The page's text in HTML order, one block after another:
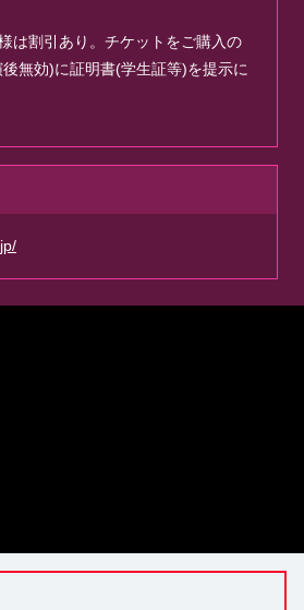
は割引あり。チケットをご購入の
後無効)に証明書(学生証等)を提示に